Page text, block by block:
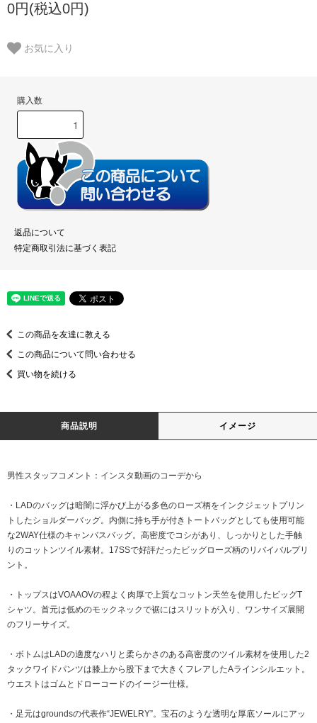
0円(税込0円)
お気に入り
購入数
返品について
特定商取引法に基づく表記
この商品を友達に教える
この商品について問い合わせる
買い物を続ける
商品説明 イメージ
男性スタッフコメント：インスタ動画のコーデから
・LADのバッグは暗闇に浮かび上がる多色のローズ柄をインクジェットプリン
トしたショルダーバッグ。内側に持ち手が付きトートバッグとしても使用可能
な2WAY仕様のキャンバスバッグ。高密度でコシがあり、しっかりとした手触
りのコットンツイル素材。17SSで好評だったビッグローズ柄のリバイバルプリ
ント。
・トップスはVOAAOVの程よく肉厚で上質なコットン天竺を使用したビッグT
シャツ。首元は低めのモックネックで裾にはスリットが入り、ワンサイズ展開
のフリーサイズ。
・ボトムはLADの適度なハリと柔らかさのある高密度のツイル素材を使用した2
タックワイドパンツは膝上から股下まで大きくフレアしたAラインシルエット。
ウエストはゴムとドローコードのイージー仕様。
・足元はgroundsの代表作“JEWELRY”。宝石のような透明な厚底ソールにアッ